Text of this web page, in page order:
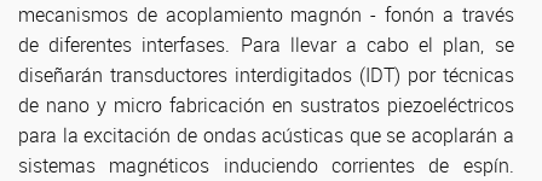
mecanismos de acoplamiento magnón - fonón a través
de diferentes interfases. Para llevar a cabo el plan, se
diseñarán transductores interdigitados (IDT) por técnicas
de nano y micro fabricación en sustratos piezoeléctricos
para la excitación de ondas acústicas que se acoplarán a
sistemas magnéticos induciendo corrientes de espín.